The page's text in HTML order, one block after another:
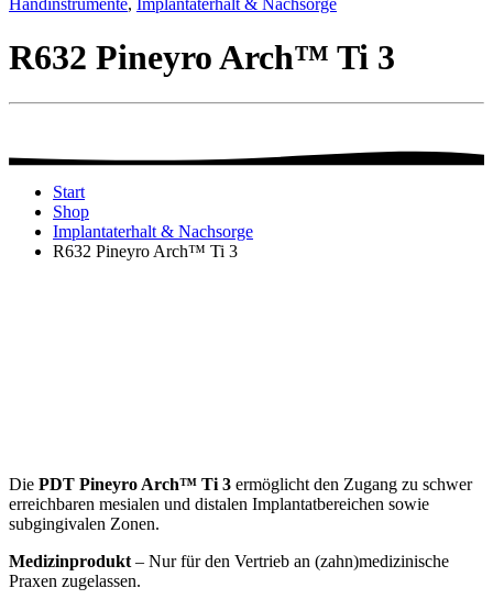
Handinstrumente, Implantaterhalt & Nachsorge
R632 Pineyro Arch™ Ti 3
Start
Shop
Implantaterhalt & Nachsorge
R632 Pineyro Arch™ Ti 3
Die PDT Pineyro Arch™ Ti 3 ermöglicht den Zugang zu schwer
erreichbaren mesialen und distalen Implantatbereichen sowie
subgingivalen Zonen.
Medizinprodukt – Nur für den Vertrieb an (zahn)medizinische
Praxen zugelassen.